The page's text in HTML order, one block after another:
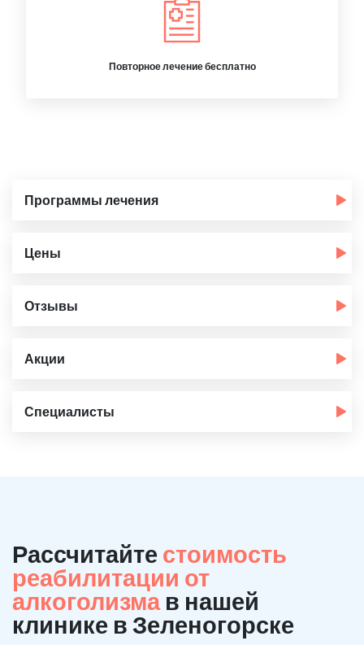
Повторное лечение бесплатно
Программы лечения
Цены
Отзывы
Акции
Специалисты
Рассчитайте стоимость
реабилитации от
алкоголизма в нашей
клинике в Зеленогорске